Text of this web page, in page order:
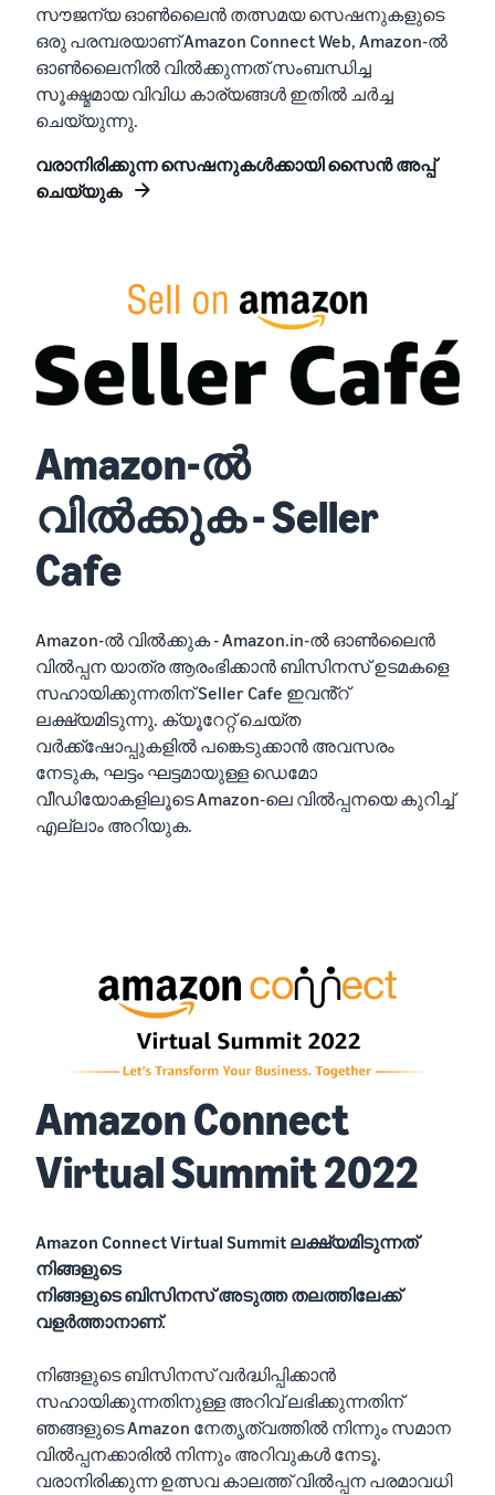
സൗജന്യ ഓൺലൈൻ തത്സമയ സെഷനുകളുടെ
ഒരു പരമ്പരയാണ് Amazon Connect Web, Amazon-ൽ
ഓൺലൈനിൽ വിൽക്കുന്നത് സംബന്ധിച്ച
സൂക്ഷ്മമായ വിവിധ കാര്യങ്ങൾ ഇതിൽ ചർച്ച
ചെയ്യുന്നു.
വരാനിരിക്കുന്ന സെഷനുകൾക്കായി സൈൻ അപ്പ്
ചെയ്യുക
Amazon-ൽ
വിൽക്കുക - Seller
Cafe
Amazon-ൽ വിൽക്കുക - Amazon.in-ൽ ഓൺലൈൻ
വിൽപ്പന യാത്ര ആരംഭിക്കാൻ ബിസിനസ് ഉടമകളെ
സഹായിക്കുന്നതിന് Seller Cafe ഇവൻ്റ്
ലക്ഷ്യമിടുന്നു. ക്യൂറേറ്റ് ചെയ്ത
വർക്ക്‌ഷോപ്പുകളിൽ പങ്കെടുക്കാൻ അവസരം
നേടുക, ഘട്ടം ഘട്ടമായുള്ള ഡെമോ
വീഡിയോകളിലൂടെ Amazon-ലെ വിൽപ്പനയെ കുറിച്ച്
എല്ലാം അറിയുക.
Amazon Connect
Virtual Summit 2022
Amazon Connect Virtual Summit ലക്ഷ്യമിടുന്നത്
നിങ്ങളുടെ
നിങ്ങളുടെ ബിസിനസ് അടുത്ത തലത്തിലേക്ക്
വളർത്താനാണ്.
നിങ്ങളുടെ ബിസിനസ് വർദ്ധിപ്പിക്കാൻ
സഹായിക്കുന്നതിനുള്ള അറിവ് ലഭിക്കുന്നതിന്
ഞങ്ങളുടെ Amazon നേതൃത്വത്തിൽ നിന്നും സമാന
വിൽപ്പനക്കാരിൽ നിന്നും അറിവുകൾ നേടൂ.
വരാനിരിക്കുന്ന ഉത്സവ കാലത്ത് വിൽപ്പന പരമാവധി